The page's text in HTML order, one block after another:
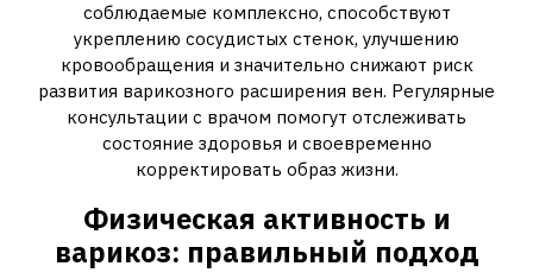
соблюдаемые комплексно, способствуют
укреплению сосудистых стенок, улучшению
кровообращения и значительно снижают риск
развития варикозного расширения вен. Регулярные
консультации с врачом помогут отслеживать
состояние здоровья и своевременно
корректировать образ жизни.
Физическая активность и
варикоз: правильный подход